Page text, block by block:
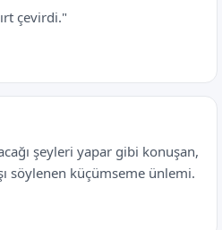
çevirdi."
şeyleri yapar gibi konuşan,
söylenen küçümseme ünlemi.